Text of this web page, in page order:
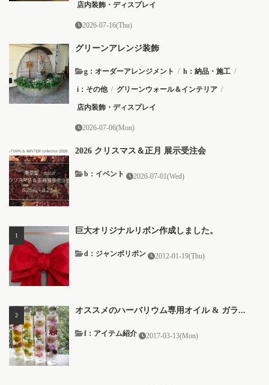
店内装飾・ディスプレイ
2026-07-16(Thu)
グリーンアレンジ装飾
g：オーダーアレンジメント / h：納品・施工 /
i：その他 / グリーンウォール＆インテリア /
店内装飾・ディスプレイ
2026-07-06(Mon)
2026 クリスマス＆正月 展示受注会
b：イベント 2026-07-01(Wed)
巨大オリジナルリボン作成しました。
2012-01-19(Thu)
d：ジャンボリボン
オススメのハーバリウム専用オイル & ガラ...
2017-03-13(Mon)
f：アイテム紹介